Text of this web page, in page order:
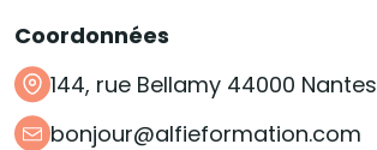
Coordonnées
144, rue Bellamy 44000 Nantes
bonjour@alfieformation.com